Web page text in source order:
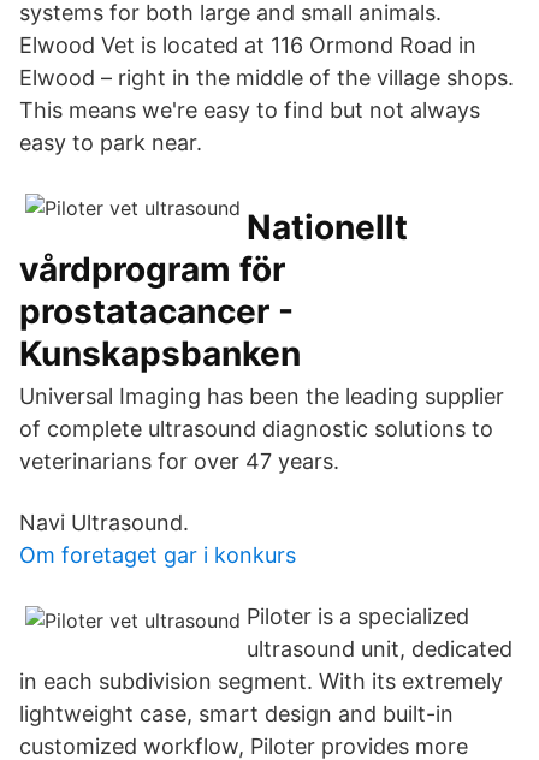
systems for both large and small animals.
Elwood Vet is located at 116 Ormond Road in
Elwood – right in the middle of the village shops.
This means we're easy to find but not always
easy to park near.
Nationellt
vårdprogram för
prostatacancer -
Kunskapsbanken
Universal Imaging has been the leading supplier
of complete ultrasound diagnostic solutions to
veterinarians for over 47 years.
Navi Ultrasound.
Om foretaget gar i konkurs
Piloter is a specialized
ultrasound unit, dedicated
in each subdivision segment. With its extremely
lightweight case, smart design and built-in
customized workflow, Piloter provides more